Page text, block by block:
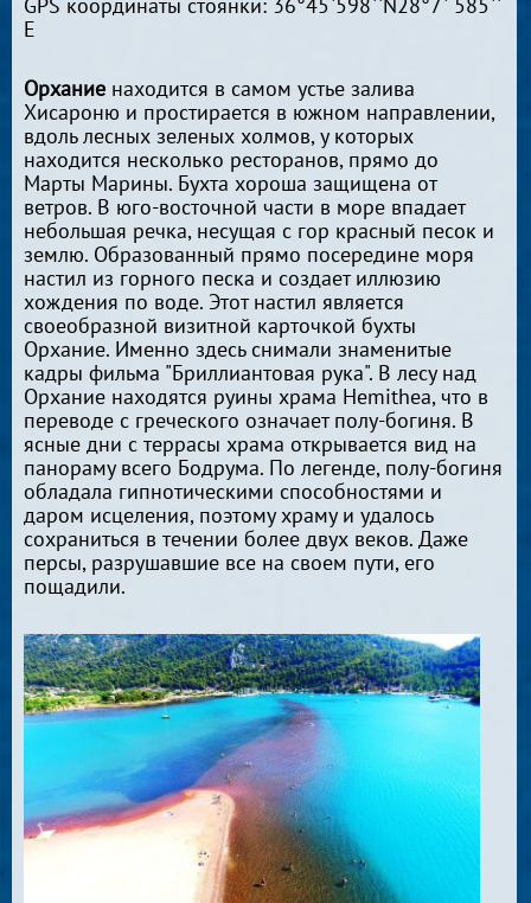
GPS координаты стоянки: 36°45`598``N28°7` 585``
E
Орхание находится в самом устье залива
Хисароню и простирается в южном направлении,
вдоль лесных зеленых холмов, у которых
находится несколько ресторанов, прямо до
Марты Марины. Бухта хороша защищена от
ветров. В юго-восточной части в море впадает
небольшая речка, несущая с гор красный песок и
землю. Образованный прямо посередине моря
настил из горного песка и создает иллюзию
хождения по воде. Этот настил является
своеобразной визитной карточкой бухты
Орхание. Именно здесь снимали знаменитые
кадры фильма "Бриллиантовая рука". В лесу над
Орхание находятся руины храма Hemithea, что в
переводе с греческого означает полу-богиня. В
ясные дни с террасы храма открывается вид на
панораму всего Бодрума. По легенде, полу-богиня
обладала гипнотическими способностями и
даром исцеления, поэтому храму и удалось
сохраниться в течении более двух веков. Даже
персы, разрушавшие все на своем пути, его
пощадили.